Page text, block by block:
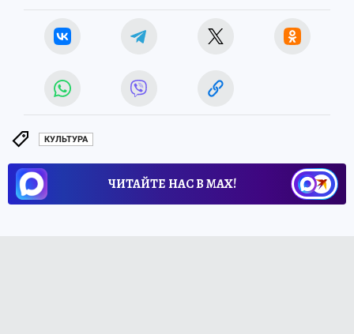
КУЛЬТУРА
ЧИТАЙТЕ НАС В МАХ!